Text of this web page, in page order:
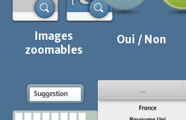
Images
zoomables
Oui / Non